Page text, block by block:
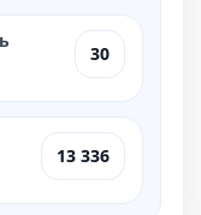
30
13 336